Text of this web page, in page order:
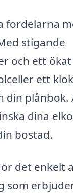
fördelarna
stigande
och ett ökat
ett
din plånbok.
dina
bostad.
det enkelt
som